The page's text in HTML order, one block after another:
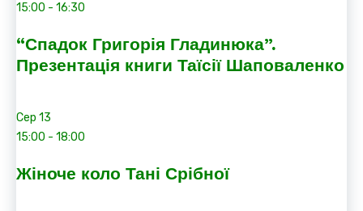
15:00 - 16:30
“Спадок Григорія Гладинюка”.
Презентація книги Таїсії Шаповаленко
Сер 13
15:00 - 18:00
Жіноче коло Тані Срібної